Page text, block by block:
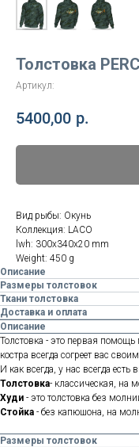
Толстовка
Артикул:
5400,00 р.
Вид рыбы: Окунь
Коллекция: LACO
lwh: 300x340x20 mm
Weight: 450 g
Описание
Размеры толстовок
Ткани толстовка
Доставка и оплата
Описание
Толстовка - это первая
костра всегда согреет вас
И как всегда, у нас всегда есть
Толстовка- классическая, на
Худи - это толстовка без
Стойка - без капюшона, на
Размеры толстовок